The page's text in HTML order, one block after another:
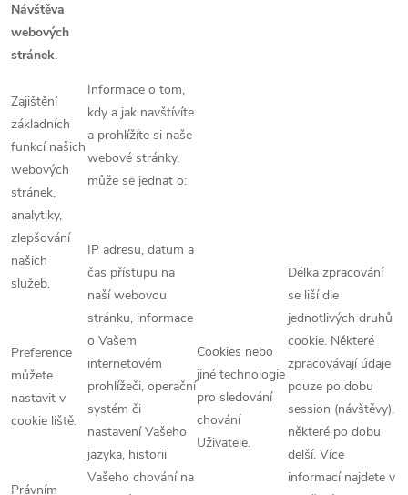
Návštěva
webových
stránek.
Zajištění
základních
funkcí našich
webových
stránek,
analytiky,
zlepšování
našich
služeb.
Preference
můžete
nastavit v
cookie liště.
Právním
Informace o tom,
kdy a jak navštívíte
a prohlížíte si naše
webové stránky,
může se jednat o:
IP adresu, datum a
čas přístupu na
naší webovou
stránku, informace
o Vašem
internetovém
prohlížeči, operační
systém či
nastavení Vašeho
jazyka, historii
Vašeho chování na
Cookies nebo
jiné technologie
pro sledování
chování
Uživatele.
Délka zpracování
se liší dle
jednotlivých druhů
cookie. Některé
zpracovávají údaje
pouze po dobu
session (návštěvy),
některé po dobu
delší. Více
informací najdete v